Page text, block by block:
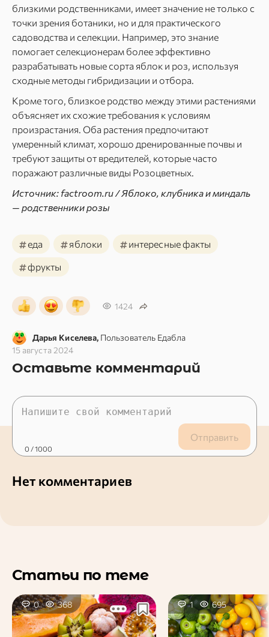
близкими родственниками, имеет значение не только с
точки зрения ботаники, но и для практического
садоводства и селекции. Например, это знание
помогает селекционерам более эффективно
разрабатывать новые сорта яблок и роз, используя
сходные методы гибридизации и отбора.
Кроме того, близкое родство между этими растениями
объясняет их схожие требования к условиям
произрастания. Оба растения предпочитают
умеренный климат, хорошо дренированные почвы и
требуют защиты от вредителей, которые часто
поражают различные виды Розоцветных.
Источник: factroom.ru / Яблоко, клубника и миндаль
— родственники розы
#еда #яблоки #интересные факты
#фрукты
1424
Дарья Киселева, Пользователь Едабла
15 августа 2024
Оставьте комментарий
Отправить
0 / 1000
Нет комментариев
Статьи по теме
0 368 1 695